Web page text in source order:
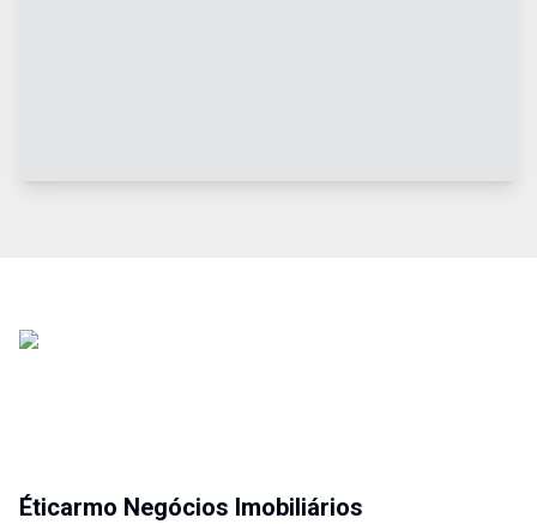
Éticarmo Negócios Imobiliários